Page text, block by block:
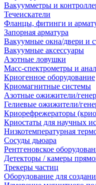
Вакуумметры и
Течеискатели
Фланцы, фитинги и
Запорная арматура
Вакуумные окна/двери и
Вакуумные аксессуары
Азотные ловушки
Масс-спектрометры и
Криогенное оборудование
Криомагнитные системы
Азотные ожижители/
Гелиевые ожижители/
Криорефрежераторы
Криостаты для научных
Низкотемпературная
Сосуды дьюара
Рентгеновское
Детекторы / камеры
Трекеры частиц
Оборудование для